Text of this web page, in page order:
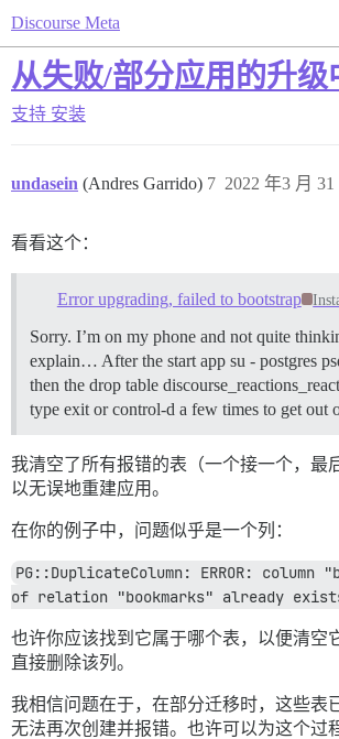
Discourse Meta
从失败/部分应用的升级
支持 安装
undasein (Andres Garrido) 2022 年3 月
7
看看这个：
Error upgrading, failed to bootstrap
Sorry. I’m on my phone and not quite
explain… After the start app su - postgres
then the drop table
type exit or control-d a few times to get out
我清空了所有报错的表（一个接一个，最
以无误地重建应用。
在你的例子中，问题似乎是一个列：
PG::DuplicateColumn: ERROR: column
of relation "bookmarks" already
也许你应该找到它属于哪个表，以便清空
直接删除该列。
我相信问题在于，在部分迁移时，这些表
无法再次创建并报错。也许可以为这个过